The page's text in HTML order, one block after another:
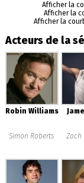
Afficher la
Afficher la
Afficher la
Acteurs de la
Robin Williams
Simon Roberts Zach